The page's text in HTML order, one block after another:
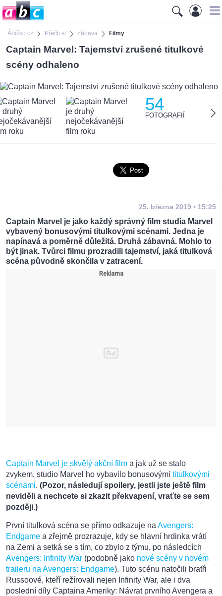
Ábíčko.cz Přečti si Zábava Filmy
Captain Marvel: Tajemství zrušené titulkové
scény odhaleno
54
FOTOGRAFIÍ
25. března 2019 • 15:25
Captain Marvel je jako každý správný film studia Marvel
vybavený bonusovými titulkovými scénami. Jedna je
napínavá a poměrně důležitá. Druhá zábavná. Mohlo to
být jinak. Tvůrci filmu prozradili tajemství, jaká titulková
scéna původně skončila v zatracení.
Captain Marvel je skvělý akční film a jak už se stalo
zvykem, studio Marvel ho vybavilo bonusovými titulkovými
scénami. (Pozor, následují spoilery, jestli jste ještě film
neviděli a nechcete si zkazit překvapení, vraťte se sem
později.)
První titulková scéna se přímo odkazuje na Avengers:
Endgame a zřejmě prozrazuje, kdy se hlavní hrdinka vrátí
na Zemi a setká se s tím, co zbylo z týmu, po následcích
Avengers: Infinity War (podobně jako nové scény v novém
traileru na Avengers: Endgame). Tuto scénu natočili bratři
Russoové, kteří režírovali nejen Infinity War, ale i dva
poslední díly Captaina Ameriky: Návrat prvního Avengera a